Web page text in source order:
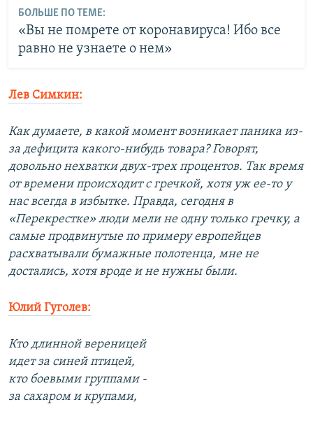
БОЛЬШЕ ПО ТЕМЕ:
«Вы не помрете от коронавируса! Ибо все
равно не узнаете о нем»
Лев Симкин:
Как думаете, в какой момент возникает паника из-
за дефицита какого-нибудь товара? Говорят,
довольно нехватки двух-трех процентов. Так время
от времени происходит с гречкой, хотя уж ее-то у
нас всегда в избытке. Правда, сегодня в
«Перекрестке» люди мели не одну только гречку, а
самые продвинутые по примеру европейцев
расхватывали бумажные полотенца, мне не
достались, хотя вроде и не нужны были.
Юлий Гуголев:
Кто длинной вереницей
идет за синей птицей,
кто боевыми группами -
за сахаром и крупами,